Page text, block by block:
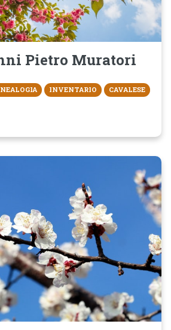
Pietro Muratori
INVENTARIO CAVALESE